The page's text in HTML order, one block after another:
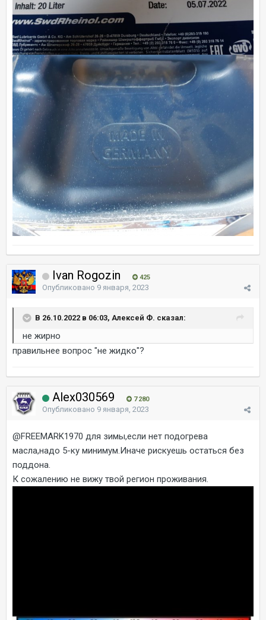
Ivan Rogozin 425
Опубликовано 9 января, 2023
В 26.10.2022 в 06:03, Алексей Ф. сказал:
не жирно
правильнее вопрос "не жидко"?
Alex030569 7 280
Опубликовано 9 января, 2023
@FREEMARK1970 для зимы,если нет подогрева
масла,надо 5-ку минимум.Иначе рискуешь остаться без
поддона.
К сожалению не вижу твой регион проживания.